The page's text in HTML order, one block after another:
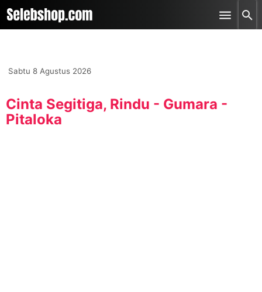
-->
Skip to main content
Sabtu 8 Agustus 2026
Cinta Segitiga, Rindu - Gumara -
Pitaloka